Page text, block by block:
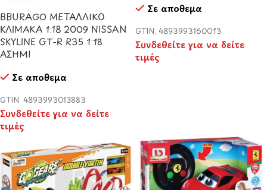
BBURAGO ΜΕΤΑΛΛΙΚΟ
ΚΛΙΜΑΚΑ 1:18 2009 NISSAN
SKYLINE GT-R R35 1:18
ΑΣΗΜΙ
Σε απόθεμα
GTIN: 4893993013883
Συνδεθείτε για να δείτε
τιμές
Σε απόθεμα
GTIN: 4893993160013
Συνδεθείτε για να δείτε
τιμές